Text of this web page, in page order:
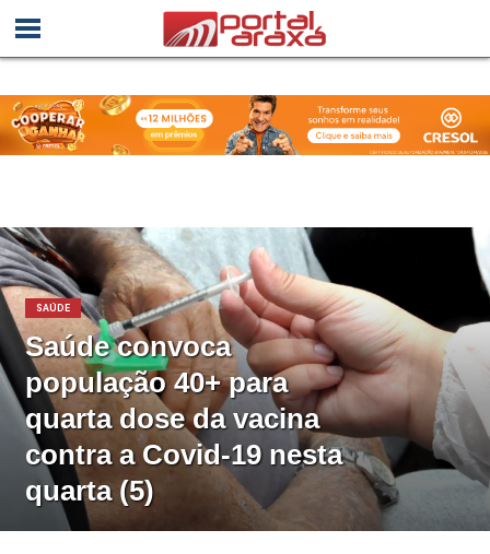
SAÚDE
Saúde convoca
população 40+ para
quarta dose da vacina
contra a Covid-19 nesta
quarta (5)